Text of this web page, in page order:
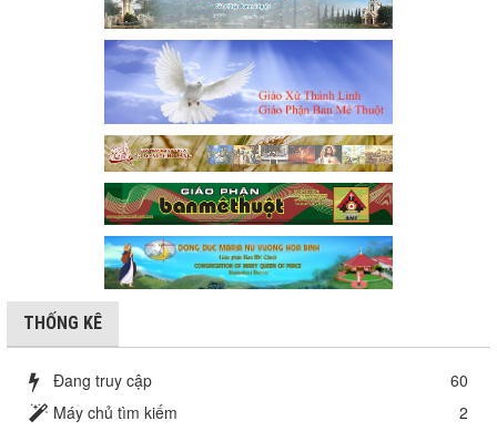
THỐNG KÊ
Đang truy cập
60
Máy chủ tìm kiếm
2